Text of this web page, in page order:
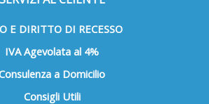
E DIRITTO DI RECESSO
IVA Agevolata al 4%
a Domicilio
Consigli Utili